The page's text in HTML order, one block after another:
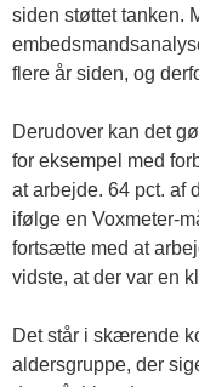
siden støttet tanken.
flere år siden, og
Derudover kan det
for eksempel med
at arbejde. 64 pct. af
ifølge en Voxmeter-
fortsætte med at
vidste, at der var en
Det står i skærende
aldersgruppe, der